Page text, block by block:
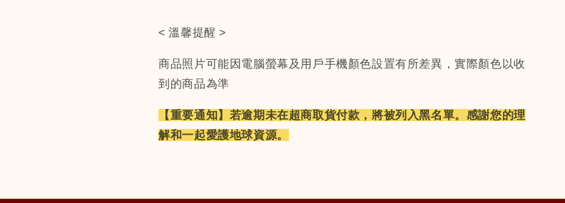
< 溫馨提醒 >
商品照片可能因電腦螢幕及用戶手機顏色設置有所差異，實際顏色以收
到的商品為準
【重要通知】若逾期未在超商取貨付款，將被列入黑名單。 感謝您的理
解和一起愛護地球資源。